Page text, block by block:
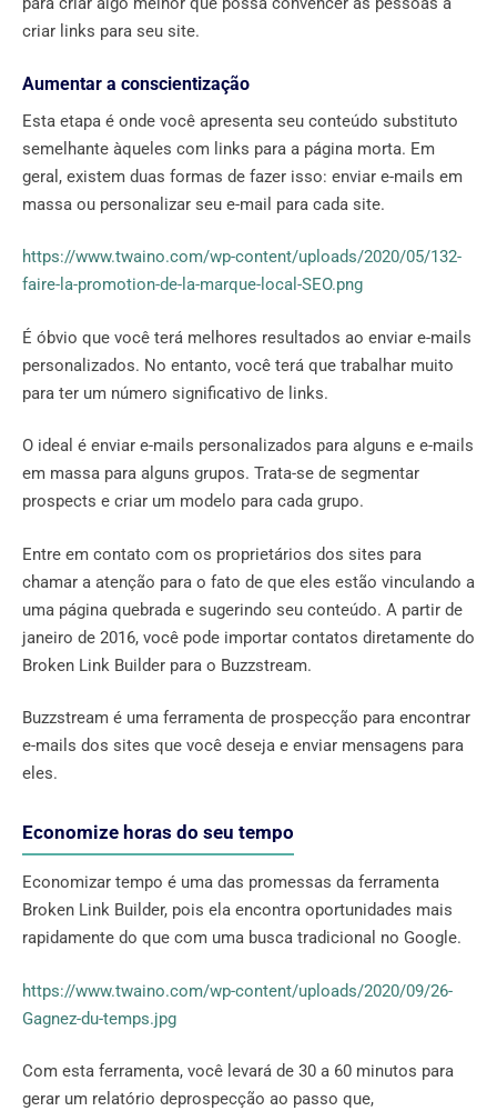
criar links para seu site.
Aumentar a conscientização
Esta etapa é onde você apresenta seu conteúdo substituto
semelhante àqueles com links para a página morta. Em
geral, existem duas formas de fazer isso: enviar e-mails em
massa ou personalizar seu e-mail para cada site.
https://www.twaino.com/wp-content/uploads/2020/05/132-
faire-la-promotion-de-la-marque-local-SEO.png
É óbvio que você terá melhores resultados ao enviar e-mails
personalizados. No entanto, você terá que trabalhar muito
para ter um número significativo de links.
O ideal é enviar e-mails personalizados para alguns e e-mails
em massa para alguns grupos. Trata-se de segmentar
prospects e criar um modelo para cada grupo.
Entre em contato com os proprietários dos sites para
chamar a atenção para o fato de que eles estão vinculando a
uma página quebrada e sugerindo seu conteúdo. A partir de
janeiro de 2016, você pode importar contatos diretamente do
Broken Link Builder para o Buzzstream.
Buzzstream é uma ferramenta de prospecção para encontrar
e-mails dos sites que você deseja e enviar mensagens para
eles.
Economize horas do seu tempo
Economizar tempo é uma das promessas da ferramenta
Broken Link Builder, pois ela encontra oportunidades mais
rapidamente do que com uma busca tradicional no Google.
https://www.twaino.com/wp-content/uploads/2020/09/26-
Gagnez-du-temps.jpg
Com esta ferramenta, você levará de 30 a 60 minutos para
gerar um relatório deprospecção ao passo que,